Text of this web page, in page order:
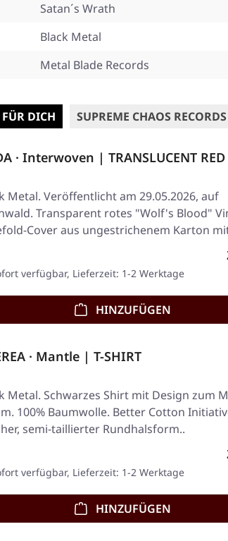
Satan´s Wrath
Black Metal
Metal Blade Records
DICH SUPREME CHAOS
· Interwoven | TRANSLUCENT RED
Metal. Veröffentlicht am 29.05.2026, auf
Transparent rotes "Wolf's Blood"
Cover aus ungestrichenem Karton
verfügbar, Lieferzeit: 1-2 Werktage
HINZUFÜGEN
· Mantle | T-SHIRT
Metal. Schwarzes Shirt mit Design zum
100% Baumwolle. Better Cotton
semi-taillierter Rundhalsform..
verfügbar, Lieferzeit: 1-2 Werktage
HINZUFÜGEN